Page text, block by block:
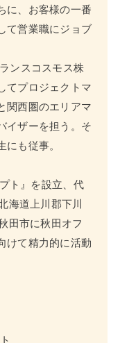
に、お客様の一番
て営業職にジョブ
ンスコスモス株
てプロジェクトマ
関西圏のエリアマ
イザーを担う。そ
も従事。
ト』を設立、代
海道上川郡下川
田市に秋田オフ
けて精力的に活動